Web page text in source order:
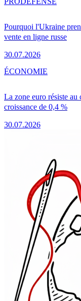
Pourquoi l'Ukraine
vente en ligne russe
30.07.2026
La zone euro résiste
croissance de 0,4 %
30.07.2026
ÉCONOMIE